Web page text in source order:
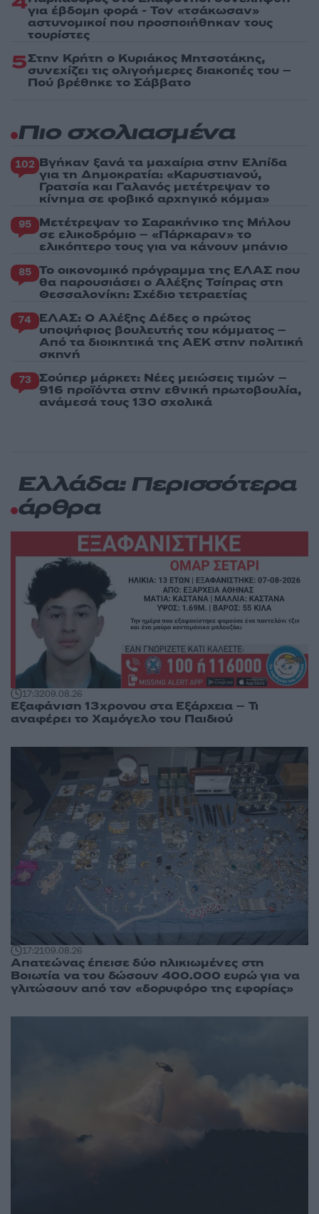
για έβδομη φορά - Τον «τσάκωσαν»
αστυνομικοί που προσποιήθηκαν τους
τουρίστες
5Στην Κρήτη ο Κυριάκος Μητσοτάκης,
συνεχίζει τις ολιγοήμερες διακοπές του –
Πού βρέθηκε το Σάββατο
Πιο σχολιασμένα
102 Βγήκαν ξανά τα μαχαίρια στην Ελπίδα
για τη Δημοκρατία: «Καρυστιανού,
Γρατσία και Γαλανός μετέτρεψαν το
κίνημα σε φοβικό αρχηγικό κόμμα»
95 Μετέτρεψαν το Σαρακήνικο της Μήλου
σε ελικοδρόμιο – «Πάρκαραν» το
ελικόπτερο τους για να κάνουν μπάνιο
85 Το οικονομικό πρόγραμμα της ΕΛΑΣ που
θα παρουσιάσει ο Αλέξης Τσίπρας στη
Θεσσαλονίκη: Σχέδιο τετραετίας
74 ΕΛΑΣ: Ο Αλέξης Δέδες ο πρώτος
υποψήφιος βουλευτής του κόμματος –
Από τα διοικητικά της ΑΕΚ στην πολιτική
σκηνή
73 Σούπερ μάρκετ: Νέες μειώσεις τιμών –
916 προϊόντα στην εθνική πρωτοβουλία,
ανάμεσά τους 130 σχολικά
Ελλάδα: Περισσότερα
άρθρα
17:3209.08.26
Εξαφάνιση 13χρονου στα Εξάρχεια – Τι
αναφέρει το Χαμόγελο του Παιδιού
17:2109.08.26
Απατεώνας έπεισε δύο ηλικιωμένες στη
Βοιωτία να του δώσουν 400.000 ευρώ για να
γλιτώσουν από τον «δορυφόρο της εφορίας»